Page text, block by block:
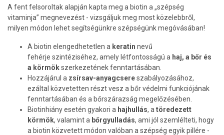
A fent felsoroltak alapján kapta meg a biotin a „szépség
vitaminja” megnevezést - vizsgáljuk meg most közelebbről,
milyen módon lehet segítségünkre szépségünk megóvásában!
A biotin elengedhetetlen a keratin nevű
fehérje szintéziséhez, amely létfontosságú a haj, a bőr és
a körmökszerkezetének fenntartásában.
Hozzájárul a zsírsav-anyagcsereszabályozásához,
ezáltal közvetetten részt vesz a bőr védelmi funkciójának
fenntartásában és a bőrszárazság megelőzésében.
Biotinhiány esetén gyakori a hajhullás, a töredezett
körmök, valamint a bőrgyulladás, ami jól szemlélteti, hogy
a biotin közvetett módon valóban a szépség egyik pillére -